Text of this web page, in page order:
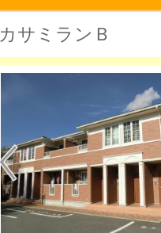
カサミランＢ